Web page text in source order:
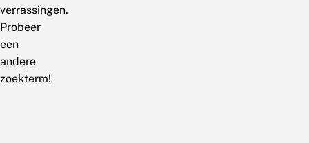
verrassingen.
Probeer
een
andere
zoekterm!